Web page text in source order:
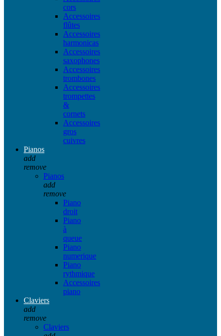
cors
Accessoires
flûtes
Accessoires
harmonicas
Accessoires
saxophones
Accessoires
trombones
Accessoires
trompettes
&
cornets
Accessoires
gros
cuivres
Pianos
add
remove
Pianos
add
remove
Piano
droit
Piano
à
queue
Piano
numerique
Piano
rythmique
Accessoires
piano
Claviers
add
remove
Claviers